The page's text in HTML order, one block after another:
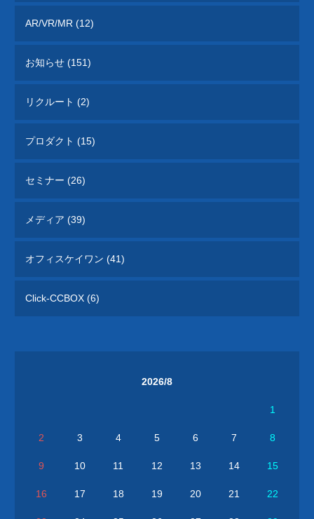
AR/VR/MR (12)
お知らせ (151)
リクルート (2)
プロダクト (15)
セミナー (26)
メディア (39)
オフィスケイワン (41)
Click-CCBOX (6)
2026/8
1
2 3 4 5 6 7 8
9 10 11 12 13 14 15
16 17 18 19 20 21 22